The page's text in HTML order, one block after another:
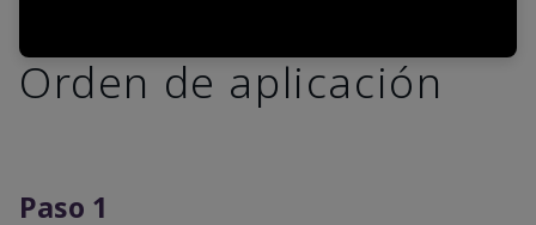
Orden de aplicación
Paso 1